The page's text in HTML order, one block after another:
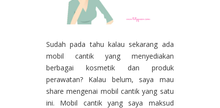
Sudah pada tahu kalau sekarang ada
mobil cantik yang menyediakan
berbagai kosmetik dan produk
perawatan? Kalau belum, saya mau
share mengenai mobil cantik yang satu
ini. Mobil cantik yang saya maksud